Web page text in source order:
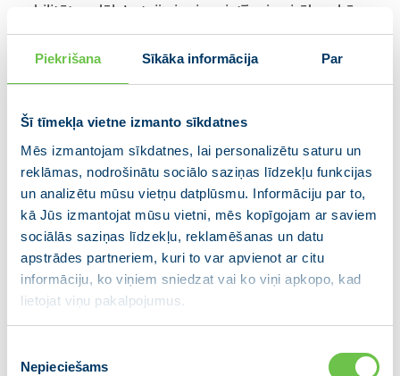
Piekrišana Sīkāka informācija Par
Šī tīmekļa vietne izmanto sīkdatnes
Mēs izmantojam sīkdatnes, lai personalizētu saturu un
reklāmas, nodrošinātu sociālo saziņas līdzekļu funkcijas
un analizētu mūsu vietņu datplūsmu. Informāciju par to,
kā Jūs izmantojat mūsu vietni, mēs kopīgojam ar saviem
sociālās saziņas līdzekļu, reklamēšanas un datu
apstrādes partneriem, kuri to var apvienot ar citu
informāciju, ko viņiem sniedzat vai ko viņi apkopo, kad
lietojat viņu pakalpojumus.
izvēle
Nepieciešams
mobilitātes dēļ. Latvija ir piesaistījusi vairāk nekā
pusmiljardu eiro Eiropas Savienības finansējuma
pamattrases būvniecībai, darbi notiek pilnā sparā,”
Latvijas un Lietuvas valdību vadītājas pēcpusdienā
kameras prezidentu Aigaru Rostovski un Lietuvas
Tirdzniecības, rūpniecības un amatniecības kameru
asociācijas prezidentu Siģitu Gaiļūnu (Sigitas
Gailiūnas). Sarunā piedalīsies arī citi abu valstu
uzņēmēju biedrību pārstāvji, kā arī Latvijas un
Lietuvas uzņēmēji, un tā būs pirmā reize, kad sarunas
par abu valstu ekonomiku notiek tik augstā līmenī,
uzņēmējiem.